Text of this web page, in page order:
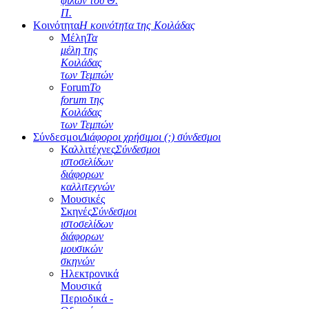
Π.
ΚοινότηταΗ κοινότητα της Κοιλάδας
ΜέληΤα
μέλη της
Κοιλάδας
των Τεμπών
ForumΤο
forum της
Κοιλάδας
των Τεμπών
ΣύνδεσμοιΔιάφοροι χρήσιμοι (;) σύνδεσμοι
ΚαλλιτέχνεςΣύνδεσμοι
ιστοσελίδων
διάφορων
καλλιτεχνών
Μουσικές
ΣκηνέςΣύνδεσμοι
ιστοσελίδων
διάφορων
μουσικών
σκηνών
Ηλεκτρονικά
Μουσικά
Περιοδικά -